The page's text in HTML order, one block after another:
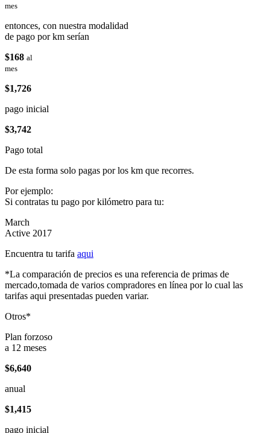
mes
entonces, con nuestra modalidad
de pago por km serían
$168 al
mes
$1,726
pago inicial
$3,742
Pago total
De esta forma solo pagas por los km que recorres.
Por ejemplo:
Si contratas tu pago por kilómetro para tu:
March
Active 2017
Encuentra tu tarifa aqui
*La comparación de precios es una referencia de primas de
mercado,tomada de varios compradores en línea por lo cual las
tarifas aqui presentadas pueden variar.
Otros*
Plan forzoso
a 12 meses
$6,640
anual
$1,415
pago inicial